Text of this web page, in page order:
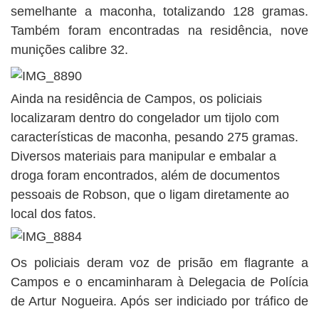
semelhante a maconha, totalizando 128 gramas.
Também foram encontradas na residência, nove
munições calibre 32.
Ainda na residência de Campos, os policiais
localizaram dentro do congelador um tijolo com
características de maconha, pesando 275 gramas.
Diversos materiais para manipular e embalar a
droga foram encontrados, além de documentos
pessoais de Robson, que o ligam diretamente ao
local dos fatos.
Os policiais deram voz de prisão em flagrante a
Campos e o encaminharam à Delegacia de Polícia
de Artur Nogueira. Após ser indiciado por tráfico de